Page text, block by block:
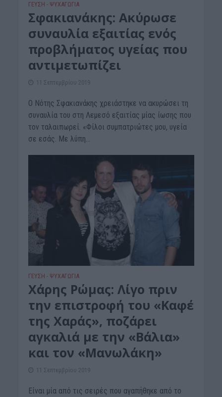
ΓΕΎΣΗ - ΨΥΧΑΓΩΓΊΑ
Σφακιανάκης: Ακύρωσε
συναυλία εξαιτίας ενός
προβλήματος υγείας που
αντιμετωπίζει
11 Σεπτεμβρίου 2019
Ο Νότης Σφακιανάκης χρειάστηκε να ακυρώσει τη
συναυλία του στη Λεμεσό εξαιτίας μίας ίωσης που
τον ταλαιπωρεί. «Φίλοι συμπατριώτες μου, υγεία
σε εσάς. Με λύπη...
ΓΕΎΣΗ - ΨΥΧΑΓΩΓΊΑ
Χάρης Ρώμας: Λίγο πριν
την επιστροφή του «Καφέ
της Χαράς», ποζάρει
αγκαλιά με την «Βάλια»
και τον «Μανωλάκη»
11 Σεπτεμβρίου 2019
Είναι μία από τις σειρές που αγαπήθηκε από το